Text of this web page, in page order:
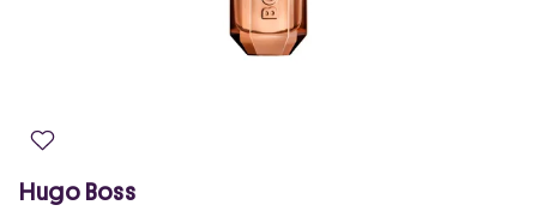
Hugo Boss